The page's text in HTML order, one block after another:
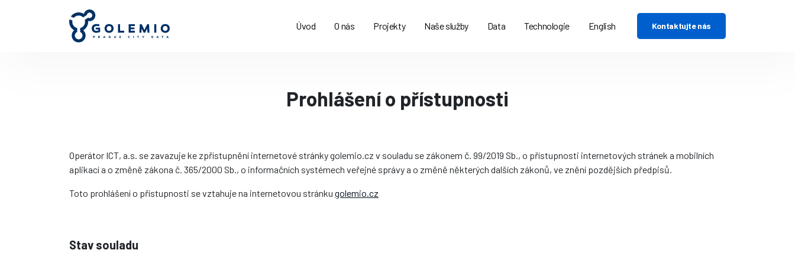
Úvod O nás Projekty Naše služby Data Technologie English Kontaktujte nás
Prohlášení o přístupnosti
Operátor ICT, a.s. se zavazuje ke zpřístupnění internetové stránky golemio.cz v souladu se zákonem č. 99/2019 Sb., o přístupnosti internetových stránek a mobilních
aplikací a o změně zákona č. 365/2000 Sb., o informačních systémech veřejné správy a o změně některých dalších zákonů, ve znění pozdějších předpisů.
Toto prohlášení o přístupnosti se vztahuje na internetovou stránku golemio.cz
Stav souladu